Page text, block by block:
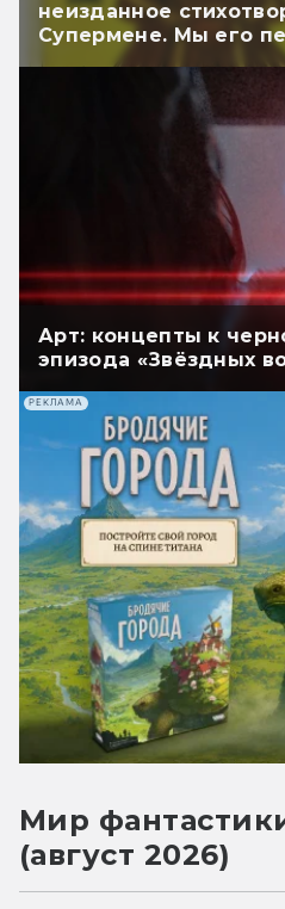
неизданное
Супермене. Мы его
Арт: концепты к
эпизода «Звёздных
РЕКЛАМА
Мир
(август 2026)